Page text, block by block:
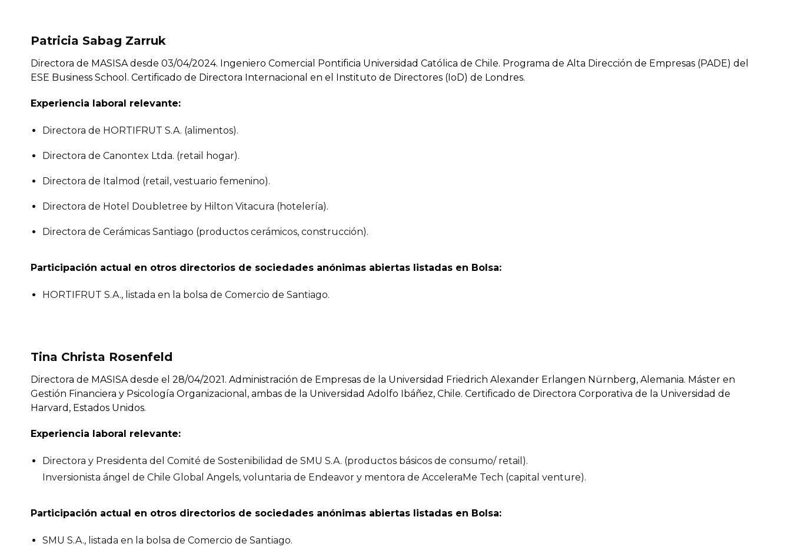
Patricia Sabag Zarruk
Directora de MASISA desde 03/04/2024. Ingeniero Comercial Pontificia Universidad Católica de Chile. Programa de Alta Dirección de Empresas (PADE) del
ESE Business School. Certificado de Directora Internacional en el Instituto de Directores (IoD) de Londres.
Experiencia laboral relevante:
Directora de HORTIFRUT S.A. (alimentos).
Directora de Canontex Ltda. (retail hogar).
Directora de Italmod (retail, vestuario femenino).
Directora de Hotel Doubletree by Hilton Vitacura (hotelería).
Directora de Cerámicas Santiago (productos cerámicos, construcción).
Participación actual en otros directorios de sociedades anónimas abiertas listadas en Bolsa:
HORTIFRUT S.A., listada en la bolsa de Comercio de Santiago.
Tina Christa Rosenfeld
Directora de MASISA desde el 28/04/2021. Administración de Empresas de la Universidad Friedrich Alexander Erlangen Nürnberg, Alemania. Máster en
Gestión Financiera y Psicología Organizacional, ambas de la Universidad Adolfo Ibáñez, Chile. Certificado de Directora Corporativa de la Universidad de
Harvard, Estados Unidos.
Experiencia laboral relevante:
Directora y Presidenta del Comité de Sostenibilidad de SMU S.A. (productos básicos de consumo/ retail).
Inversionista ángel de Chile Global Angels, voluntaria de Endeavor y mentora de AcceleraMe Tech (capital venture).
Participación actual en otros directorios de sociedades anónimas abiertas listadas en Bolsa:
SMU S.A., listada en la bolsa de Comercio de Santiago.